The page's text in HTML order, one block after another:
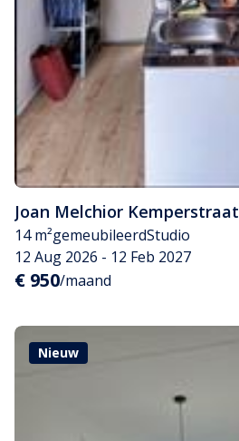
Joan Melchior Kemperstraat
14 m²gemeubileerdStudio
12 Aug 2026 - 12 Feb 2027
€ 950/maand
Nieuw